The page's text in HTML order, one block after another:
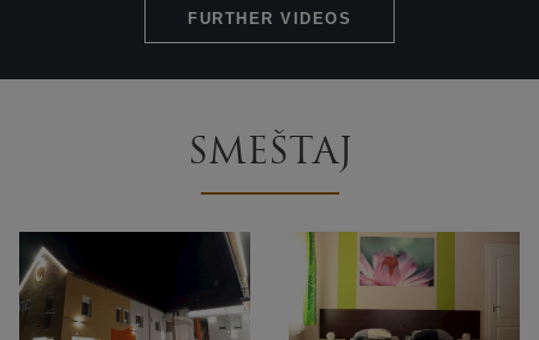
FURTHER VIDEOS
SMEŠTAJ